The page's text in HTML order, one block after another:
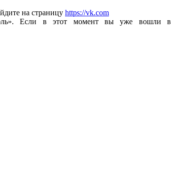
на страницу https://vk.com
Если в этот момент вы уже вошли